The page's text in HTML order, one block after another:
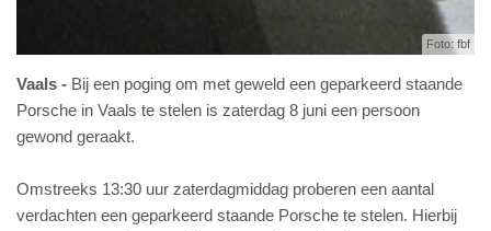
Foto: fbf
Vaals
Bij een poging om met geweld een geparkeerd staande
Porsche in Vaals te stelen is zaterdag 8 juni een persoon
gewond geraakt.
Omstreeks 13:30 uur zaterdagmiddag proberen een aantal
verdachten een geparkeerd staande Porsche te stelen. Hierbij